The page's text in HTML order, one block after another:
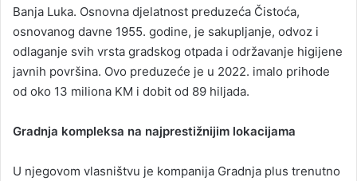
Banja Luka. Osnovna djelatnost preduzeća Čistoća,
osnovanog davne 1955. godine, je sakupljanje, odvoz i
odlaganje svih vrsta gradskog otpada i održavanje higijene
javnih površina. Ovo preduzeće je u 2022. imalo prihode
od oko 13 miliona KM i dobit od 89 hiljada.
Gradnja kompleksa na najprestižnijim lokacijama
U njegovom vlasništvu je kompanija Gradnja plus trenutno